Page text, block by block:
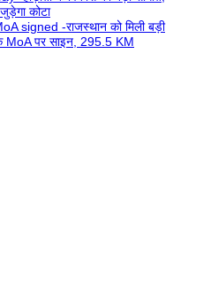
कोटा
signed -राजस्थान को मिली बड़ी
MoA पर साइन, 295.5 KM